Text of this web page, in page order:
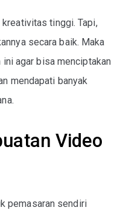
tinggi. Tapi,
secara baik. Maka
agar bisa menciptakan
mendapati banyak
Video
pemasaran sendiri